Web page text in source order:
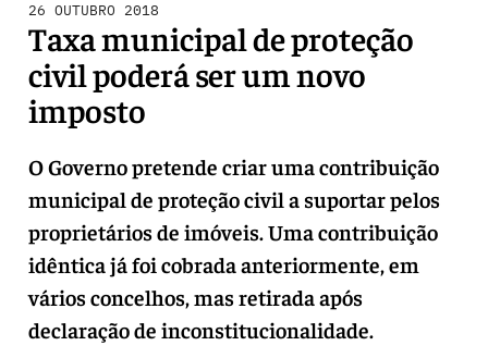
26 OUTUBRO 2018
Taxa municipal de proteção
civil poderá ser um novo
imposto
O Governo pretende criar uma contribuição
municipal de proteção civil a suportar pelos
proprietários de imóveis. Uma contribuição
idêntica já foi cobrada anteriormente, em
vários concelhos, mas retirada após
declaração de inconstitucionalidade.